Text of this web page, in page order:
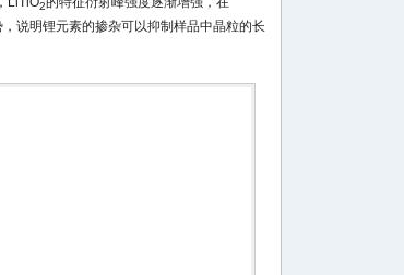
2
说明锂元素的掺杂可以抑制样品中晶粒的长